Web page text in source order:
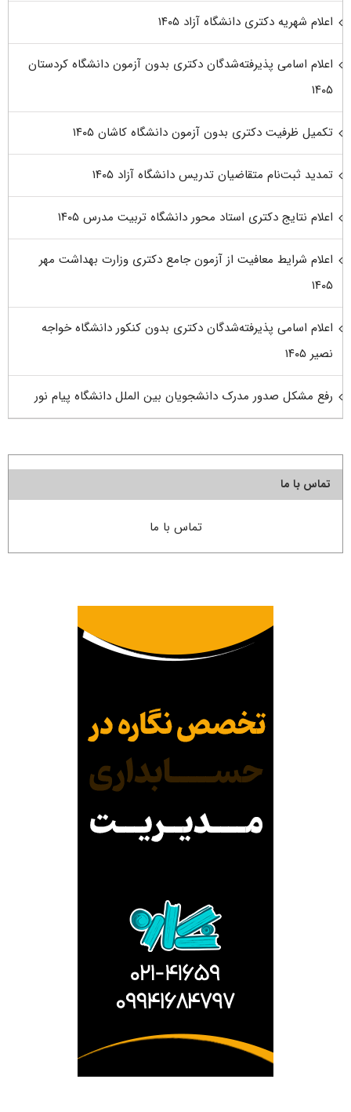
اعلام شهریه دکتری دانشگاه آزاد ۱۴۰۵
اعلام اسامی پذیرفته‌شدگان دکتری بدون آزمون دانشگاه کردستان
۱۴۰۵
تکمیل ظرفیت دکتری بدون آزمون دانشگاه کاشان ۱۴۰۵
تمدید ثبت‌نام متقاضیان تدریس دانشگاه آزاد ۱۴۰۵
اعلام نتایج دکتری استاد محور دانشگاه تربیت مدرس ۱۴۰۵
اعلام شرایط معافیت از آزمون جامع دکتری وزارت بهداشت مهر
۱۴۰۵
اعلام اسامی پذیرفته‌شدگان دکتری بدون کنکور دانشگاه خواجه
نصیر ۱۴۰۵
رفع مشکل صدور مدرک دانشجویان بین الملل دانشگاه پیام نور
تماس با ما
تماس با ما